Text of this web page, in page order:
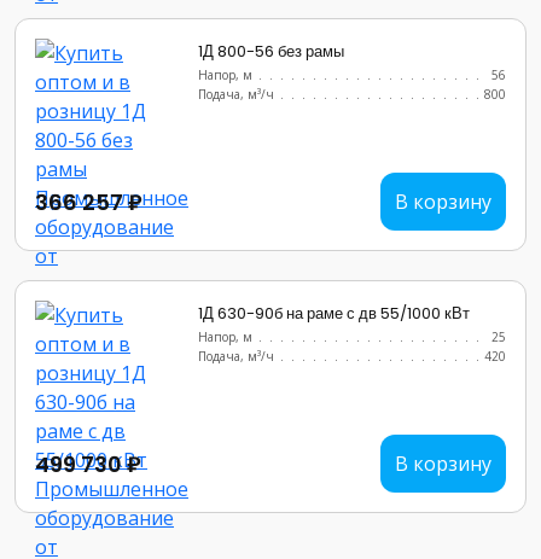
1Д 800-56 без рамы
Напор, м
56
Подача, м³/ч
800
366 257 ₽ В корзину
1Д 630-90б на раме с дв 55/1000 кВт
Напор, м
25
Подача, м³/ч
420
499 730 ₽ В корзину